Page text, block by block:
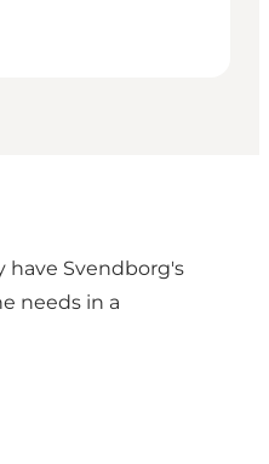
have Svendborg's
needs in a